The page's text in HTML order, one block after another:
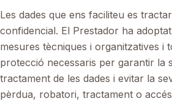
Les dades que ens faciliteu es
confidencial. El Prestador ha
mesures tècniques i organitzatives i
protecció necessaris per garantir la
tractament de les dades i evitar la
pèrdua, robatori, tractament o